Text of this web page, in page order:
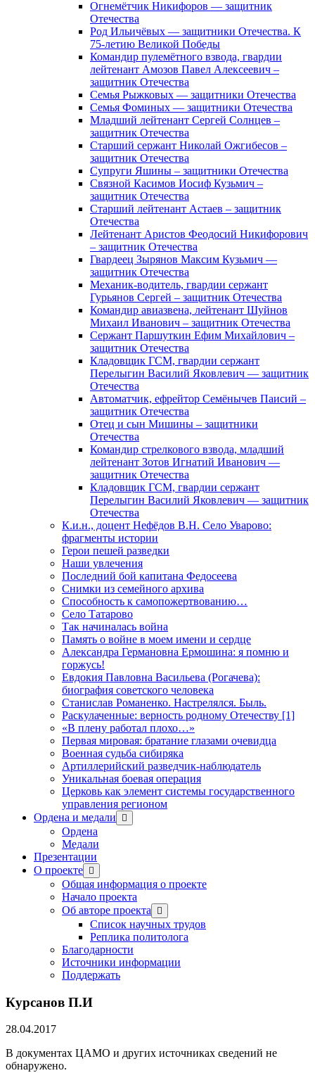
Огнемётчик Никифоров — защитник
Отечества
Род Ильичёвых — защитники Отечества. К
75-летию Великой Победы
Командир пулемётного взвода, гвардии
лейтенант Амозов Павел Алексеевич –
защитник Отечества
Семья Рыжковых — защитники Отечества
Семья Фоминых — защитники Отечества
Младший лейтенант Сергей Солнцев –
защитник Отечества
Старший сержант Николай Ожгибесов –
защитник Отечества
Супруги Яшины – защитники Отечества
Связной Касимов Иосиф Кузьмич –
защитник Отечества
Старший лейтенант Астаев – защитник
Отечества
Лейтенант Аристов Феодосий Никифорович
– защитник Отечества
Гвардеец Зырянов Максим Кузьмич —
защитник Отечества
Механик-водитель, гвардии сержант
Гурьянов Сергей – защитник Отечества
Командир авиазвена, лейтенант Шуйнов
Михаил Иванович – защитник Отечества
Сержант Паршуткин Ефим Михайлович –
защитник Отечества
Кладовщик ГСМ, гвардии сержант
Перелыгин Василий Яковлевич — защитник
Отечества
Автоматчик, ефрейтор Семёнычев Паисий –
защитник Отечества
Отец и сын Мишины – защитники
Отечества
Командир стрелкового взвода, младший
лейтенант Зотов Игнатий Иванович —
защитник Отечества
Кладовщик ГСМ, гвардии сержант
Перелыгин Василий Яковлевич — защитник
Отечества
К.и.н., доцент Нефёдов В.Н. Село Уварово:
фрагменты истории
Герои пешей разведки
Наши увлечения
Последний бой капитана Федосеева
Снимки из семейного архива
Способность к самопожертвованию…
Село Татарово
Так начиналась война
Память о войне в моем имени и сердце
Александра Германовна Ермошина: я помню и
горжусь!
Евдокия Павловна Васильева (Рогачева):
биография советского человека
Станислав Романенко. Настрелялся. Быль.
Раскулаченные: верность родному Отечеству [1]
«В плену работал плохо…»
Первая мировая: братание глазами очевидца
Военная судьба сибиряка
Артиллерийский разведчик-наблюдатель
Уникальная боевая операция
Церковь как элемент системы государственного
управления регионом
Ордена и медали
открыть
меню
Ордена
Медали
Презентации
О проекте открыть
меню
Общая информация о проекте
Начало проекта
Об авторе проекта
открыть
меню
Список научных трудов
Реплика политолога
Благодарности
Источники информации
Поддержать
Курсанов П.И
28.04.2017
В документах ЦАМО и других источниках сведений не
обнаружено.